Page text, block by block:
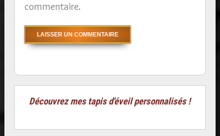
commentaire.
Découvrez mes tapis d'éveil personnalisés !